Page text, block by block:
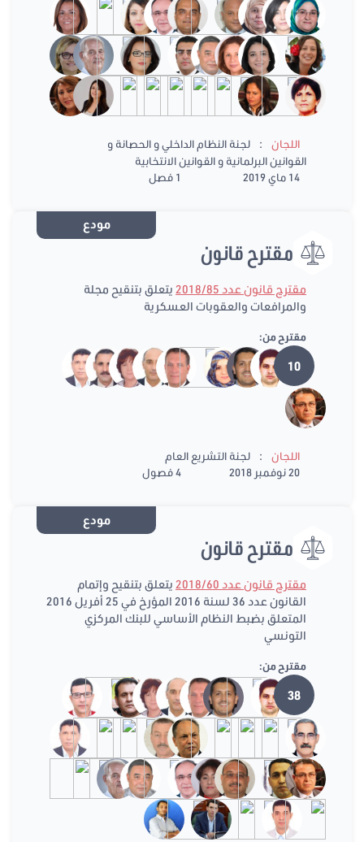
اللجان :
لجنة النظام الداخلي و الحصانة و
القوانين البرلمانية و القوانين الانتخابية
14 ماي 2019
1 فصل
مودع
مقترح قانون
مقترح قانون عدد 2018/85
يتعلق بتنقيح مجلة
والمرافعات والعقوبات العسكرية
مقترح من:
10
اللجان :
لجنة التشريع العام
20 نوفمبر 2018
4 فصول
مودع
مقترح قانون
مقترح قانون عدد 2018/60
يتعلق بتنقيح وإتمام
القانون عدد 36 لسنة 2016 المؤرخ في 25 أفريل 2016
المتعلق بضبط النظام الأساسي للبنك المركزي
التونسي
مقترح من:
38